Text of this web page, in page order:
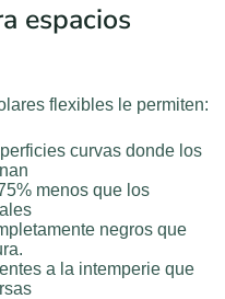
espacios
flexibles le permiten:
curvas donde los
menos que los
negros que
a la intemperie que